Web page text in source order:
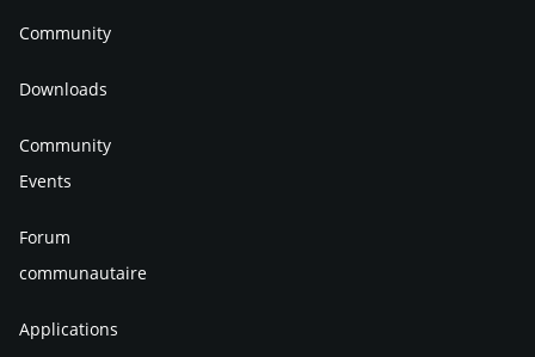
Community
Downloads
Community
Events
Forum
communautaire
Applications